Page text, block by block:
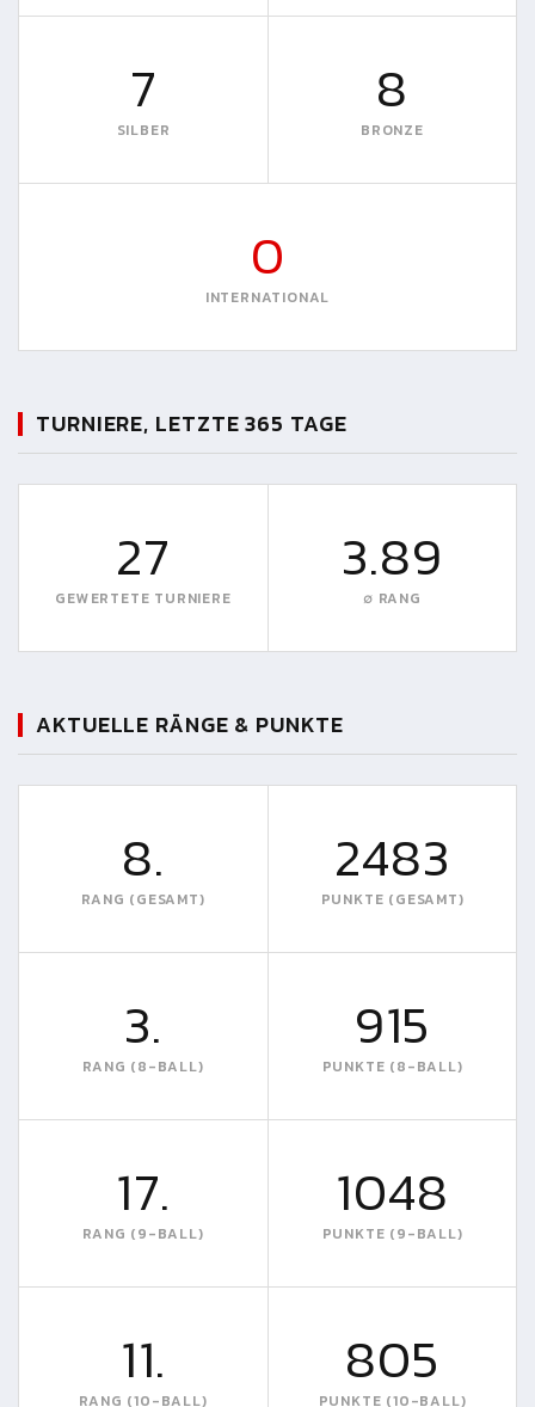
7
SILBER
8
BRONZE
0
INTERNATIONAL
TURNIERE, LETZTE 365 TAGE
27
GEWERTETE TURNIERE
3.89
∅ RANG
AKTUELLE RÄNGE & PUNKTE
8.
RANG (GESAMT)
2483
PUNKTE (GESAMT)
3.
RANG (8-BALL)
915
PUNKTE (8-BALL)
17.
RANG (9-BALL)
1048
PUNKTE (9-BALL)
11.
RANG (10-BALL)
805
PUNKTE (10-BALL)